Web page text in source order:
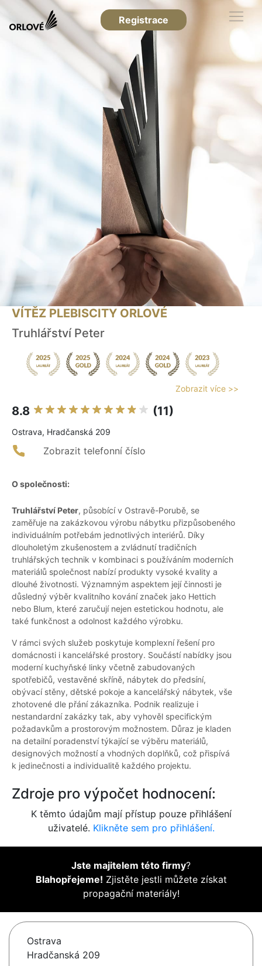
Registrace
VÍTĚZ PLEBISCITY ORLOVÉ
Truhlářství Peter
Zobrazit více >>
8.8 (11)
Ostrava, Hradčanská 209
Zobrazit telefonní číslo
O společnosti:
Truhlářství Peter, působící v Ostravě-Porubě, se
zaměřuje na zakázkovou výrobu nábytku přizpůsobeného
individuálním potřebám jednotlivých interiérů. Díky
dlouholetým zkušenostem a zvládnutí tradičních
truhlářských technik v kombinaci s používáním moderních
materiálů společnost nabízí produkty vysoké kvality a
dlouhé životnosti. Významným aspektem její činnosti je
důsledný výběr kvalitního kování značek jako Hettich
nebo Blum, které zaručují nejen estetickou hodnotu, ale
také funkčnost a odolnost každého výrobku.
V rámci svých služeb poskytuje komplexní řešení pro
domácnosti i kancelářské prostory. Součástí nabídky jsou
moderní kuchyňské linky včetně zabudovaných
spotřebičů, vestavěné skříně, nábytek do předsíní,
obývací stěny, dětské pokoje a kancelářský nábytek, vše
zhotovené dle přání zákazníka. Podnik realizuje i
nestandardní zakázky tak, aby vyhověl specifickým
požadavkům a prostorovým možnostem. Důraz je kladen
na detailní poradenství týkající se výběru materiálů,
designových možností a vhodných doplňků, což přispívá
k jedinečnosti a individualitě každého projektu.
Zdroje pro výpočet hodnocení:
K těmto údajům mají přístup pouze přihlášení
uživatelé. Klikněte sem pro přihlášení.
Jste majitelem této firmy?
Blahopřejeme! Zjistěte jestli můžete získat
propagační materiály!
Ostrava
Hradčanská 209